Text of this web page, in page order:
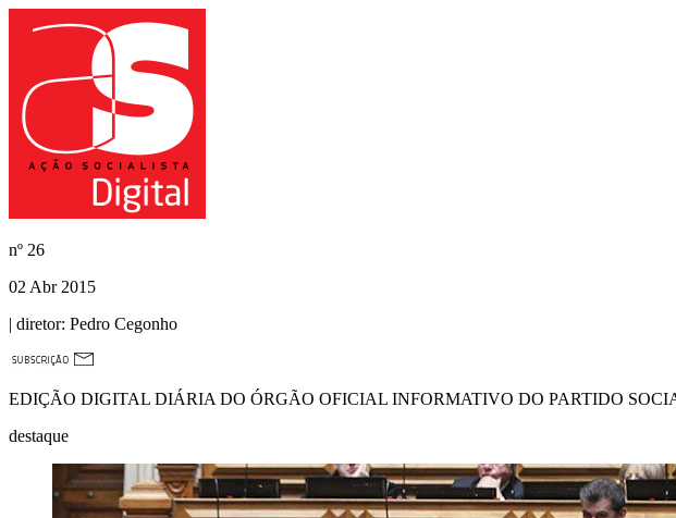
nº 26
02 Abr 2015
| diretor: Pedro Cegonho
EDIÇÃO DIGITAL DIÁRIA DO ÓRGÃO OFICIAL INFORMATIVO DO PARTIDO
destaque